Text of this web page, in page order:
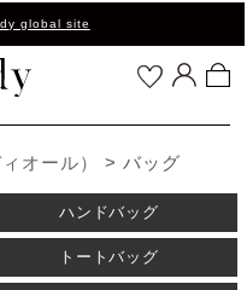
global site
オール） バッグ
ハンドバッグ
トートバッグ